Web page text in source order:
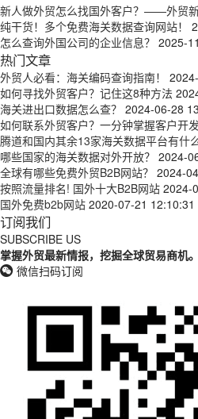
新人做外贸怎么找国外客户？——外贸
纯干货！多个免费海关数据查询网站！
怎么查询外国公司的企业信息？ 2025-
热门文章
外贸人必看：海关编码查询指南！
如何寻找外贸客户？记住这8种方法
海关进出口数据怎么查？ 2024-06-28
如何联系外贸客户？一分钟掌握客户开
腾道和国内其余13家海关数据平台有什
哪些国家的海关数据对外开放？ 2024-
全球有哪些免费外贸B2B网站？ 2024-
按照流量排名! 国外十大B2B网站 2024-
国外免费b2b网站 2020-07-21 12:10:31
订阅我们
SUBSCRIBE US
掌握外贸最新情报，挖掘全球贸易商机。
微信扫码订阅